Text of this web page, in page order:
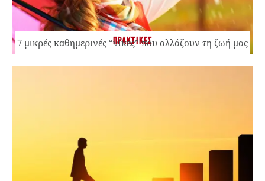
ΠΡΑΚΤΙΚΕΣ
7 μικρές καθημερινές “νίκες” που αλλάζουν τη ζωή μας